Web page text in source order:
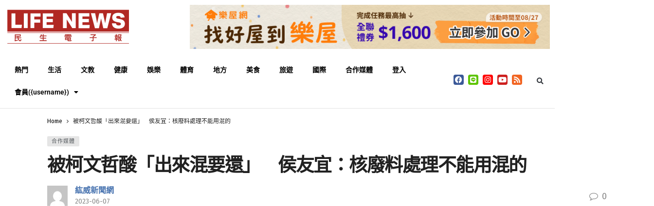
熱門 生活 文教 健康 娛樂 體育 地方 美食 旅遊 國際 合作媒體 登入
會員({username})
Home 被柯文哲酸「出來混要還」 侯友宜：核廢料處理不能用混的
合作媒體
被柯文哲酸「出來混要還」 侯友宜：核廢料處理不能用混的
紘威新聞網
2023-06-07 0